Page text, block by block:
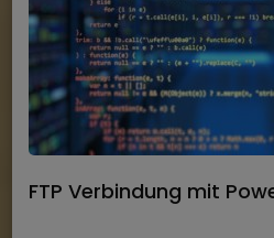
FTP Verbindung mit